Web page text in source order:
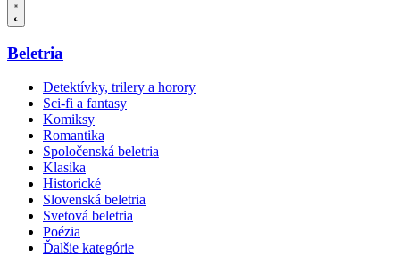
Beletria
Detektívky, trilery a horory
Sci-fi a fantasy
Komiksy
Romantika
Spoločenská beletria
Klasika
Historické
Slovenská beletria
Svetová beletria
Poézia
Ďalšie kategórie